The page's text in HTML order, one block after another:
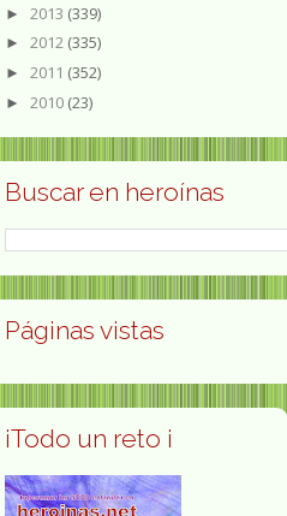
► 2013 (339)
► 2012 (335)
► 2011 (352)
► 2010 (23)
Buscar en heroínas
Páginas vistas
¡Todo un reto ¡